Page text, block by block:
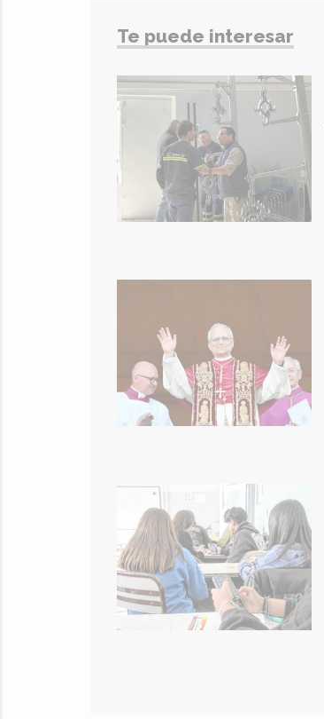
Te puede interesar